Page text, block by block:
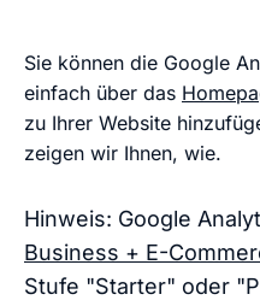
Sie können die Google
einfach über das
zu Ihrer Website
zeigen wir Ihnen, wie.
Hinweis: Google
Business + E-
Stufe "Starter" oder